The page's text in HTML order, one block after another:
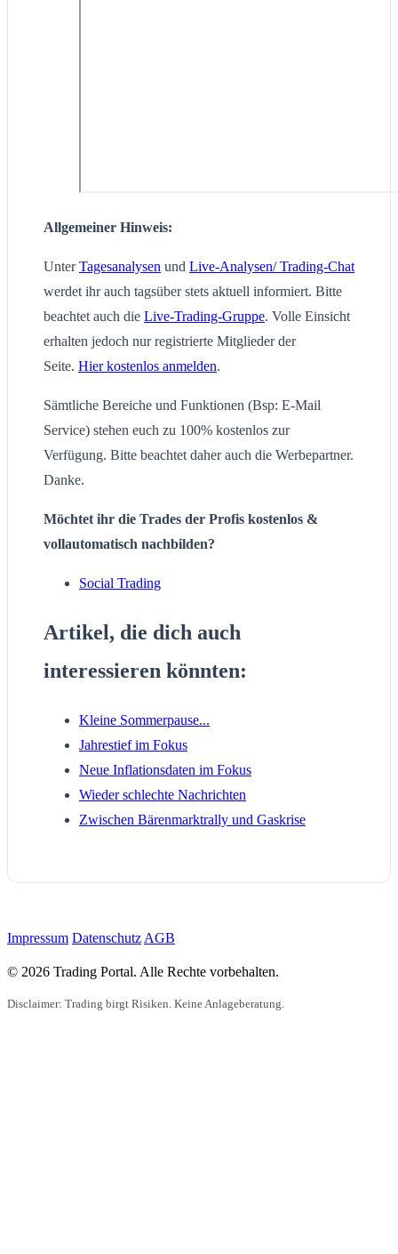
Allgemeiner Hinweis:
UnterTagesanalysen und Live-Analysen/ Trading-Chat
werdet ihr auch tagsüber stets aktuell informiert. Bitte
beachtet auch die Live-Trading-Gruppe. Volle Einsicht
erhalten jedoch nur registrierte Mitglieder der
Seite. Hier kostenlos anmelden.
Sämtliche Bereiche und Funktionen (Bsp: E-Mail
Service) stehen euch zu 100% kostenlos zur
Verfügung. Bitte beachtet daher auch die Werbepartner.
Danke.
Möchtet ihr die Trades der Profis kostenlos &
vollautomatisch nachbilden?
Social Trading
Artikel, die dich auch
interessieren könnten:
Kleine Sommerpause...
Jahrestief im Fokus
Neue Inflationsdaten im Fokus
Wieder schlechte Nachrichten
Zwischen Bärenmarktrally und Gaskrise
Impressum Datenschutz AGB
© 2026 Trading Portal. Alle Rechte vorbehalten.
Disclaimer: Trading birgt Risiken. Keine Anlageberatung.